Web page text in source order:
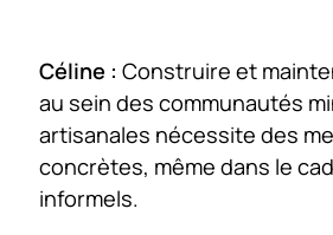
Céline : Construire et
au sein des communautés
artisanales nécessite des
concrètes, même dans le
informels.